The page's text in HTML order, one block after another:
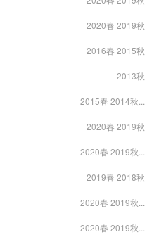
2020春 2019秋
2016春 2015秋
2013秋
2015春 2014秋...
2020春 2019秋
2020春 2019秋...
2019春 2018秋
2020春 2019秋...
2020春 2019秋...